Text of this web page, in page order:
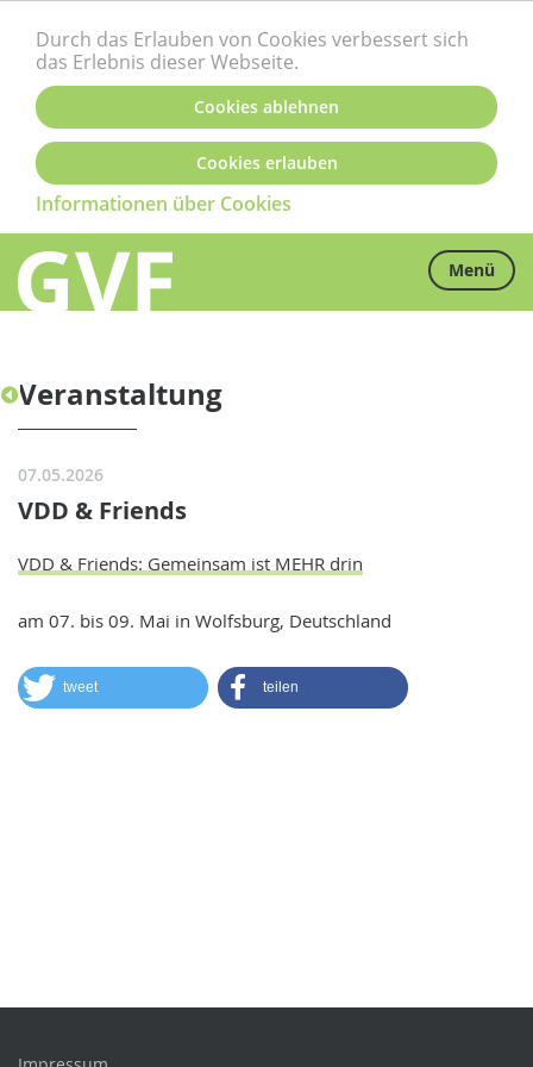
Durch das Erlauben von Cookies verbessert sich
das Erlebnis dieser Webseite.
Cookies ablehnen
Informationen über Cookies
Cookies erlauben
Menü
Veranstaltung
07.05.2026
VDD & Friends
VDD & Friends: Gemeinsam ist MEHR drin
am 07. bis 09. Mai in Wolfsburg, Deutschland
tweet teilen